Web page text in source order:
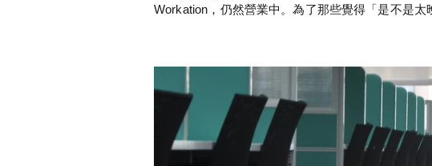
Workation，仍然營業中。為了那些覺得「是不是太